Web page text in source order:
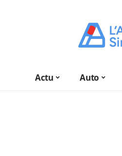
Actu Auto